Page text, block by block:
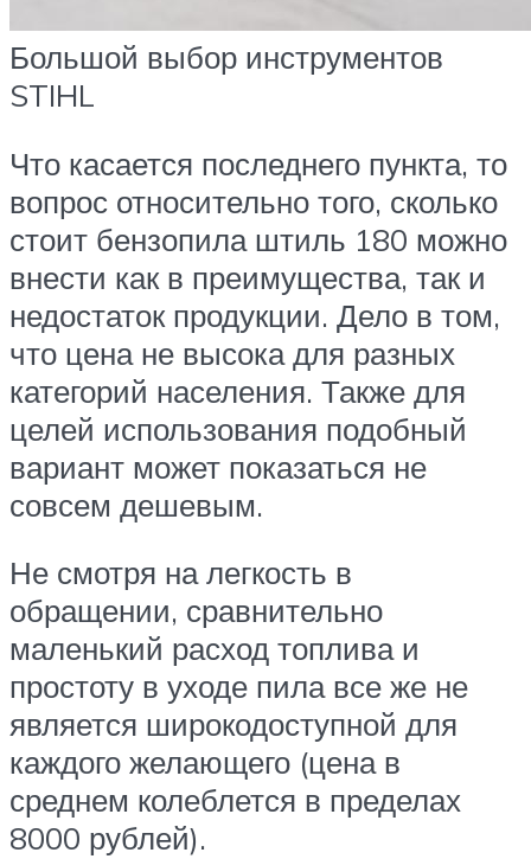
Большой выбор инструментов
STIHL
Что касается последнего пункта, то
вопрос относительно того, сколько
стоит бензопила штиль 180 можно
внести как в преимущества, так и
недостаток продукции. Дело в том,
что цена не высока для разных
категорий населения. Также для
целей использования подобный
вариант может показаться не
совсем дешевым.
Не смотря на легкость в
обращении, сравнительно
маленький расход топлива и
простоту в уходе пила все же не
является широкодоступной для
каждого желающего (цена в
среднем колеблется в пределах
8000 рублей).